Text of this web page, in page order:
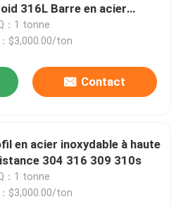
316L Barre en acier
：1 tonne
$3,000.00/ton
Contact
en acier inoxydable à haute
304 316 309 310s
：1 tonne
$3,000.00/ton